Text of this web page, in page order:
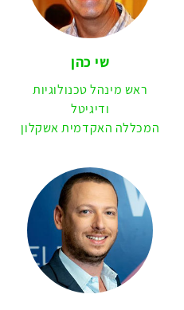
שי כהן
ראש מינהל טכנולוגיות
ודיגיטל
המכללה האקדמית אשקלון